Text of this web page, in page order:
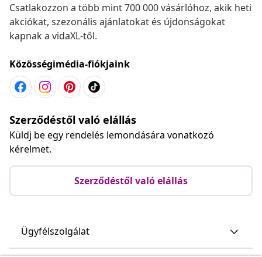
Csatlakozzon a több mint 700 000 vásárlóhoz, akik heti
akciókat, szezonális ajánlatokat és újdonságokat
kapnak a vidaXL-től.
Közösségimédia-fiókjaink
Szerződéstől való elállás
Küldj be egy rendelés lemondására vonatkozó
kérelmet.
Szerződéstől való elállás
Ügyfélszolgálat